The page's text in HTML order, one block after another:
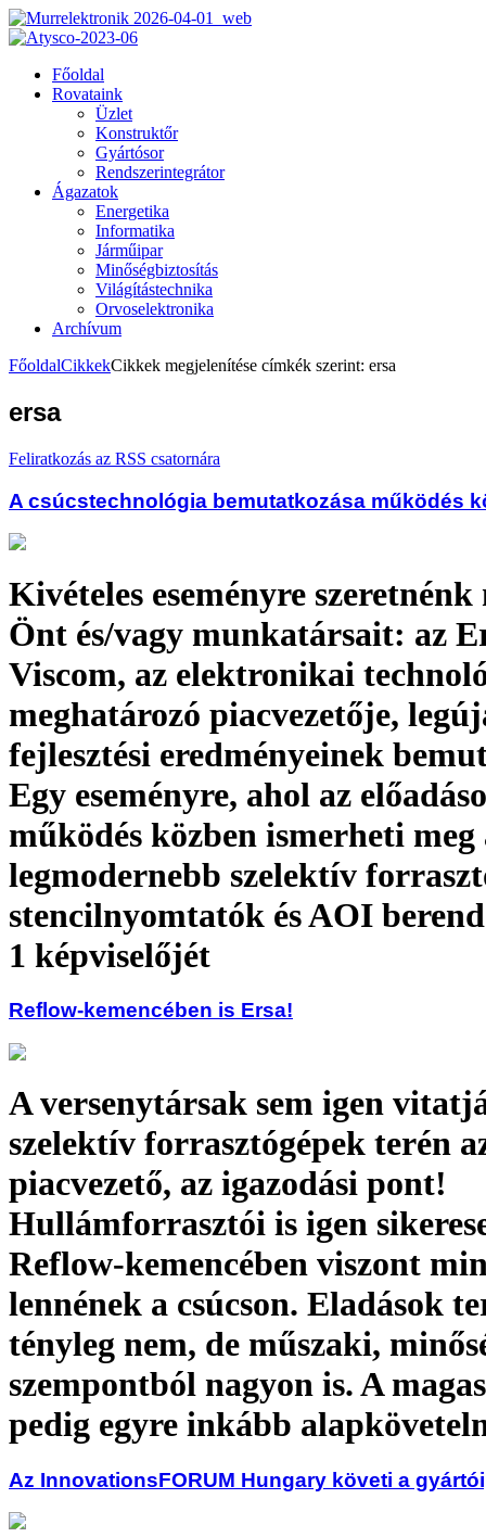
Főoldal
Rovataink
Üzlet
Konstruktőr
Gyártósor
Rendszerintegrátor
Ágazatok
Energetika
Informatika
Járműipar
Minőségbiztosítás
Világítástechnika
Orvoselektronika
Archívum
FőoldalCikkekCikkek megjelenítése címkék szerint: ersa
ersa
Feliratkozás az RSS csatornára
A csúcstechnológia bemutatkozása működés
Kivételes eseményre
Önt és/vagy munkatársait: az
Viscom, az elektronikai
meghatározó piacvezetője,
fejlesztési eredményeinek
Egy eseményre, ahol az
működés közben ismerheti meg
legmodernebb szelektív
stencilnyomtatók és AOI
1 képviselőjét
Reflow-kemencében is Ersa!
A versenytársak sem igen
szelektív forrasztógépek terén
piacvezető, az igazodási pont!
Hullámforrasztói is igen
Reflow-kemencében viszont
lennének a csúcson. Eladások
tényleg nem, de műszaki,
szempontból nagyon is. A
pedig egyre inkább
Az InnovationsFORUM Hungary követi a